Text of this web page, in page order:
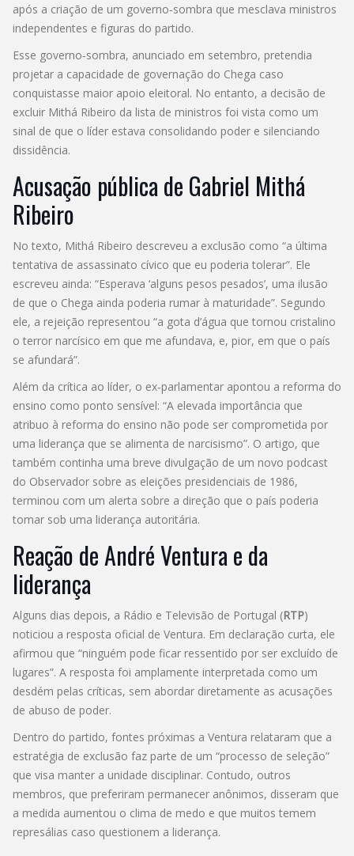
após a criação de um governo‑sombra que mesclava ministros
independentes e figuras do partido.
Esse governo‑sombra, anunciado em setembro, pretendia
projetar a capacidade de governação do Chega caso
conquistasse maior apoio eleitoral. No entanto, a decisão de
excluir Mithá Ribeiro da lista de ministros foi vista como um
sinal de que o líder estava consolidando poder e silenciando
dissidência.
Acusação pública de Gabriel Mithá
Ribeiro
No texto, Mithá Ribeiro descreveu a exclusão como “a última
tentativa de assassinato cívico que eu poderia tolerar”. Ele
escreveu ainda: “Esperava ‘alguns pesos pesados’, uma ilusão
de que o Chega ainda poderia rumar à maturidade”. Segundo
ele, a rejeição representou “a gota d’água que tornou cristalino
o terror narcísico em que me afundava, e, pior, em que o país
se afundará”.
Além da crítica ao líder, o ex‑parlamentar apontou a reforma do
ensino como ponto sensível: “A elevada importância que
atribuo à reforma do ensino não pode ser comprometida por
uma liderança que se alimenta de narcisismo”. O artigo, que
também continha uma breve divulgação de um novo podcast
do Observador sobre as eleições presidenciais de 1986,
terminou com um alerta sobre a direção que o país poderia
tomar sob uma liderança autoritária.
Reação de André Ventura e da
liderança
Alguns dias depois, a Rádio e Televisão de Portugal (RTP)
noticiou a resposta oficial de Ventura. Em declaração curta, ele
afirmou que “ninguém pode ficar ressentido por ser excluído de
lugares”. A resposta foi amplamente interpretada como um
desdém pelas críticas, sem abordar diretamente as acusações
de abuso de poder.
Dentro do partido, fontes próximas a Ventura relataram que a
estratégia de exclusão faz parte de um “processo de seleção”
que visa manter a unidade disciplinar. Contudo, outros
membros, que preferiram permanecer anônimos, disseram que
a medida aumentou o clima de medo e que muitos temem
represálias caso questionem a liderança.